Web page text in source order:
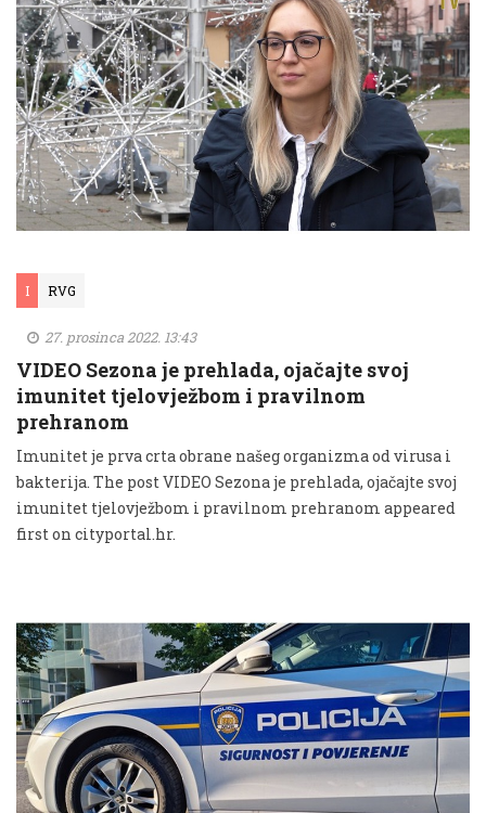
I RVG
27. prosinca 2022. 13:43
VIDEO Sezona je prehlada, ojačajte svoj
imunitet tjelovježbom i pravilnom
prehranom
Imunitet je prva crta obrane našeg organizma od virusa i
bakterija. The post VIDEO Sezona je prehlada, ojačajte svoj
imunitet tjelovježbom i pravilnom prehranom appeared
first on cityportal.hr.